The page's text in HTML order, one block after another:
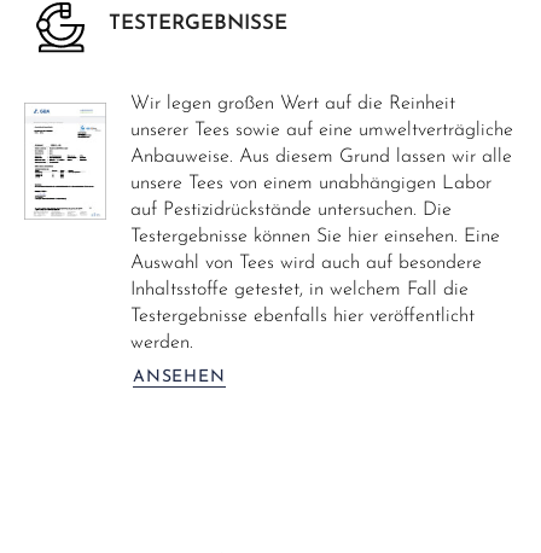
TESTERGEBNISSE
Wir legen großen Wert auf die Reinheit
unserer Tees sowie auf eine umweltverträgliche
Anbauweise. Aus diesem Grund lassen wir alle
unsere Tees von einem unabhängigen Labor
auf Pestizidrückstände untersuchen. Die
Testergebnisse können Sie hier einsehen. Eine
Auswahl von Tees wird auch auf besondere
Inhaltsstoffe getestet, in welchem Fall die
Testergebnisse ebenfalls hier veröffentlicht
werden.
ANSEHEN